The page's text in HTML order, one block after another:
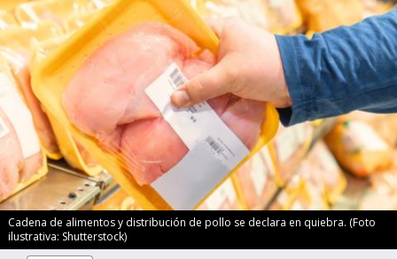
Cadena de alimentos y distribución de pollo se declara en quiebra. (Foto
ilustrativa: Shutterstock)